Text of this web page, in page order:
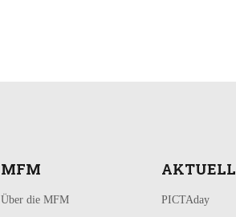
MFM
Über die MFM
AKTUELL
PICTAday